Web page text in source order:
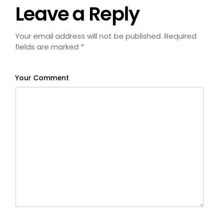
Leave a Reply
Your email address will not be published. Required
fields are marked *
Your Comment